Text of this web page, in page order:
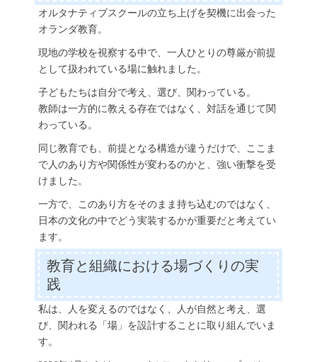
オルタナティブスクールの立ち上げを契機に出会った
オランダ教育。
現地の学校を視察する中で、一人ひとりの尊厳が前提
として扱われている場に触れました。
子どもたちは自分で考え、選び、関わっている。
教師は一方的に教える存在ではなく、対話を通じて関
わっている。
同じ教育でも、前提となる構造が違うだけで、ここま
で人のあり方や関係性が変わるのかと、強い衝撃を受
けました。
一方で、このあり方をそのまま持ち込むのではなく、
日本の文化の中でどう実装するかが重要だと考えてい
ます。
教育と組織における場づくりの実
践
私は、人を変えるのではなく、人が自然と考え、選
び、関われる「場」を設計することに取り組んでいま
す。